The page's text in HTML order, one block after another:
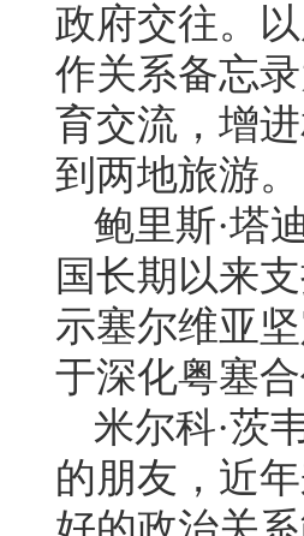
政府交往。
作关系备忘
育交流，增
到两地旅游。
鲍里斯·塔
国长期以来
示塞尔维亚
于深化粤塞
米尔科·茨
的朋友，近